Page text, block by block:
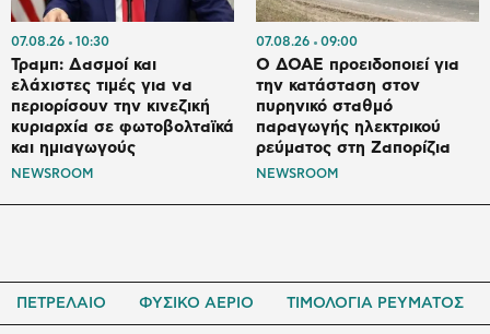
07.08.26 10:30
Τραμπ: Δασμοί και
ελάχιστες τιμές για να
περιορίσουν την κινεζική
κυριαρχία σε φωτοβολταϊκά
και ημιαγωγούς
NEWSROOM
07.08.26 09:00
Ο ΔΟΑΕ προειδοποιεί για
την κατάσταση στον
πυρηνικό σταθμό
παραγωγής ηλεκτρικού
ρεύματος στη Ζαπορίζια
NEWSROOM
ΠΕΤΡΕΛΑΙΟ ΦΥΣΙΚΟ ΑΕΡΙΟ ΤΙΜΟΛΟΓΙΑ ΡΕΥΜΑΤΟΣ